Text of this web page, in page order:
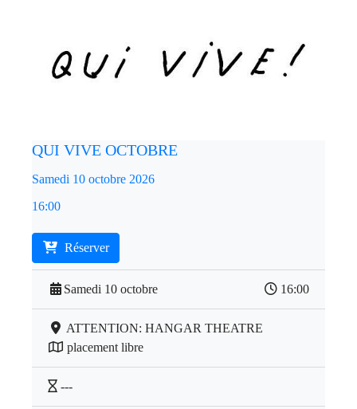
QUI VIVE OCTOBRE
Samedi 10 octobre 2026
16:00
Réserver
Samedi 10 octobre 16:00
ATTENTION: HANGAR THEATRE
placement libre
---